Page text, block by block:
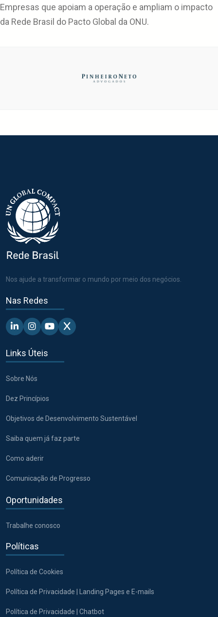
Empresas que apoiam a operação e ampliam o impacto
da Rede Brasil do Pacto Global da ONU.
Nos ajude a transformar o mundo por meio dos negócios.
Nas Redes
Linkedin - Pacto Global BR
Instagram - Pacto Global BR
Youtube - Pacto Global BR
X - Pacto Global BR
Links Úteis
Sobre Nós
Dez Princípios
Objetivos de Desenvolvimento Sustentável
Saiba quem já faz parte
Como aderir
Comunicação de Progresso
Oportunidades
Trabalhe conosco
Políticas
Política de Cookies
Política de Privacidade | Landing Pages e E-mails
Política de Privacidade | Chatbot